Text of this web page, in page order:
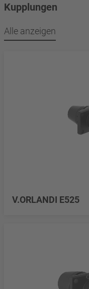
Kupplungen
Alle anzeigen
V.ORLANDI E525